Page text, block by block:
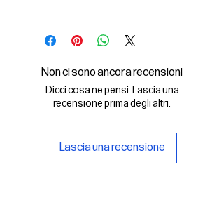
- le immagini descritte in formato
- la licenza d'uso delle grafiche
Il File SVG è compatibile con Adobe,
Cricut Design, Cricut
Procreate e Affinity
Non ci sono ancora recensioni
Dicci cosa ne pensi. Lascia una
recensione prima degli altri.
Lascia una recensione